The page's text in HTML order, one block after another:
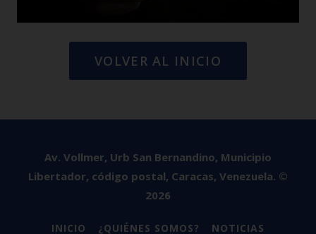
VOLVER AL INICIO
Av. Vollmer, Urb San Bernandino, Municipio
Libertador, código postal, Caracas, Venezuela. ©
2026
INICIO ¿QUIÉNES SOMOS? NOTICIAS